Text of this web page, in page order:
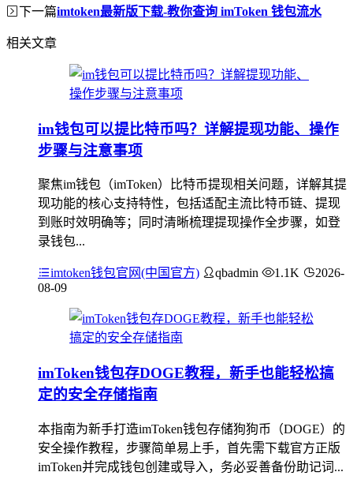
下一篇imtoken最新版下载-教你查询 imToken 钱包流水
相关文章
im钱包可以提比特币吗？详解提现功能、操作
步骤与注意事项
聚焦im钱包（imToken）比特币提现相关问题，详解其提
现功能的核心支持特性，包括适配主流比特币链、提现
到账时效明确等；同时清晰梳理提现操作全步骤，如登
录钱包...
imtoken钱包官网(中国官方) qbadmin 1.1K
2026-
08-09
imToken钱包存DOGE教程，新手也能轻松搞
定的安全存储指南
本指南为新手打造imToken钱包存储狗狗币（DOGE）的
安全操作教程，步骤简单易上手，首先需下载官方正版
imToken并完成钱包创建或导入，务必妥善备份助记词...